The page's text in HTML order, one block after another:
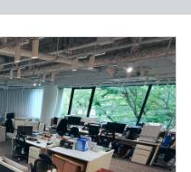
意いたします。
時間分。超過分は別途支